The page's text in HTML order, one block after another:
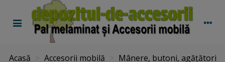
Acasă Accesorii mobilă
Mânere, butoni, agățători